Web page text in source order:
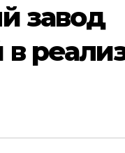
завод